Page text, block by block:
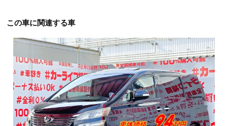
この車に関連する車